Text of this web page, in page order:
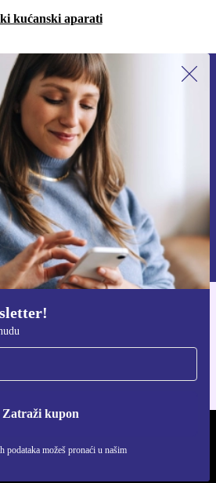
kućanski aparati
Zatraži kupon
možeš pronaći u našim
se na newsletter!
ne propusti ponudu.
Zatraži kupon
podataka možeš pronaći u našim
refurbed aplikaciju
i Android